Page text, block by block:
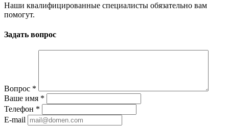
Наши квалифицированные специалисты обязательно вам
помогут.
Задать вопрос
Вопрос *
Ваше имя *
Телефон *
E-mail